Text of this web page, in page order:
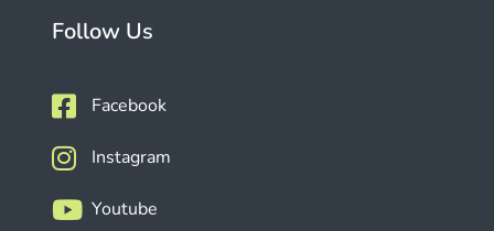
Follow Us
Facebook
Instagram
Youtube